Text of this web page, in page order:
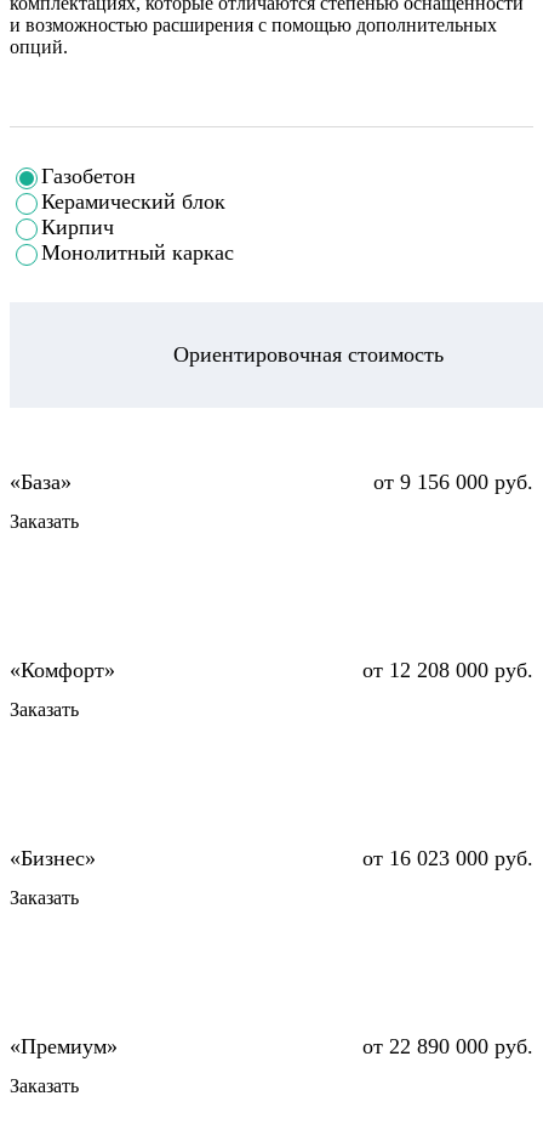
и возможностью расширения с помощью дополнительных
опций.
Газобетон
Керамический блок
Кирпич
Монолитный каркас
Ориентировочная стоимость
от 9 156 000 руб.
Заказать
от 12 208 000 руб.
Заказать
от 16 023 000 руб.
Заказать
от 22 890 000 руб.
Заказать